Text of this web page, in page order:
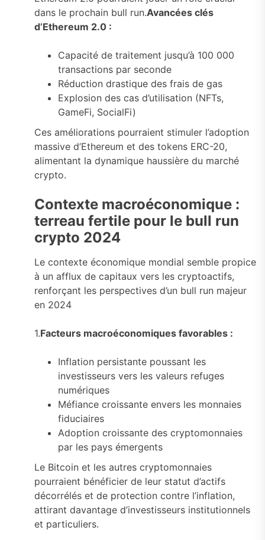
dans le prochain bull run.Avancées clés
d’Ethereum 2.0 :
Capacité de traitement jusqu’à 100 000
transactions par seconde
Réduction drastique des frais de gas
Explosion des cas d’utilisation (NFTs,
GameFi, SocialFi)
Ces améliorations pourraient stimuler l’adoption
massive d’Ethereum et des tokens ERC-20,
alimentant la dynamique haussière du marché
crypto.
Contexte macroéconomique :
terreau fertile pour le bull run
crypto 2024
Le contexte économique mondial semble propice
à un afflux de capitaux vers les cryptoactifs,
renforçant les perspectives d’un bull run majeur
en 2024
1.Facteurs macroéconomiques favorables :
Inflation persistante poussant les
investisseurs vers les valeurs refuges
numériques
Méfiance croissante envers les monnaies
fiduciaires
Adoption croissante des cryptomonnaies
par les pays émergents
Le Bitcoin et les autres cryptomonnaies
pourraient bénéficier de leur statut d’actifs
décorrélés et de protection contre l’inflation,
attirant davantage d’investisseurs institutionnels
et particuliers.